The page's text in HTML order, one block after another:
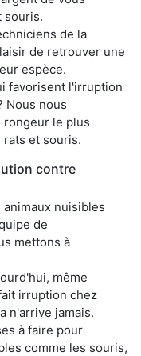
souris.
de la
de retrouver une
espèce.
favorisent l'irruption
Nous nous
le plus
et souris.
contre
nuisibles
de
mettons à
même
irruption chez
n'arrive jamais.
à faire pour
comme les souris,